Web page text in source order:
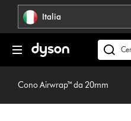
navigazione Italia
Cerca
su
dyson.it
Cono Airwrap™ da 20mm